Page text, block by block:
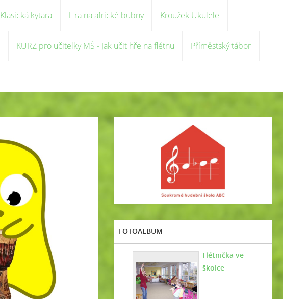
Klasická kytara Hra na africké bubny Kroužek Ukulele
KURZ pro učitelky MŠ - Jak učit hře na flétnu Příměstský tábor
FOTOALBUM
Flétnička ve
školce